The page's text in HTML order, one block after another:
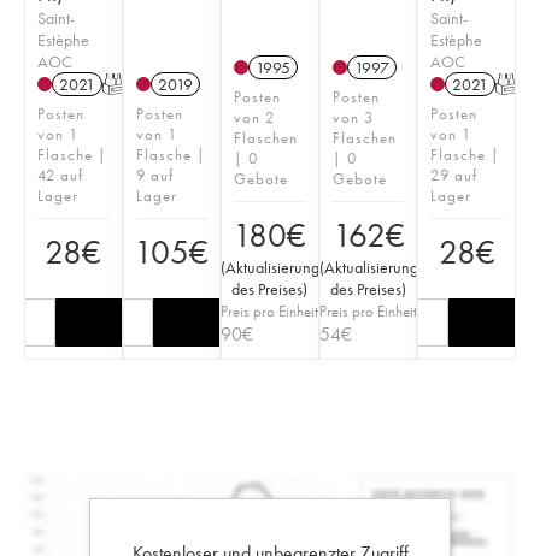
Saint-
Estèphe
AOC
2021 T
Posten
von 1
Flasche |
42 auf
Lager
28€
2019
Posten
von 1
Flasche |
9 auf
Lager
105€
1995
Posten
von 2
Flaschen
| 0
Gebote
180€
(Aktualisierung
des Preises)
Preis pro Einheit
90€
1997
Posten
von 3
Flaschen
| 0
Gebote
162€
(Aktualisierung
des Preises)
Preis pro Einheit
54€
Saint-
Estèphe
AOC
2021 T
Posten
von 1
Flasche |
29 auf
Lager
28€